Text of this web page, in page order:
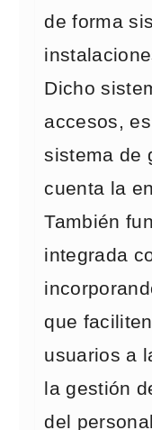
de forma
Dicho
accesos,
sistema de
cuenta la
También
integrada
que
usuarios a
la gestión
del